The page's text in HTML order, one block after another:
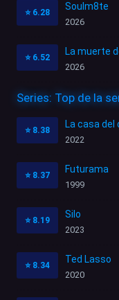
⭐ 6.28
Soulm8te
2026
⭐ 6.52
La muerte
2026
Series: Top de la
⭐ 8.38
La casa del
2022
⭐ 8.37
Futurama
1999
⭐ 8.19
Silo
2023
⭐ 8.34
Ted Lasso
2020